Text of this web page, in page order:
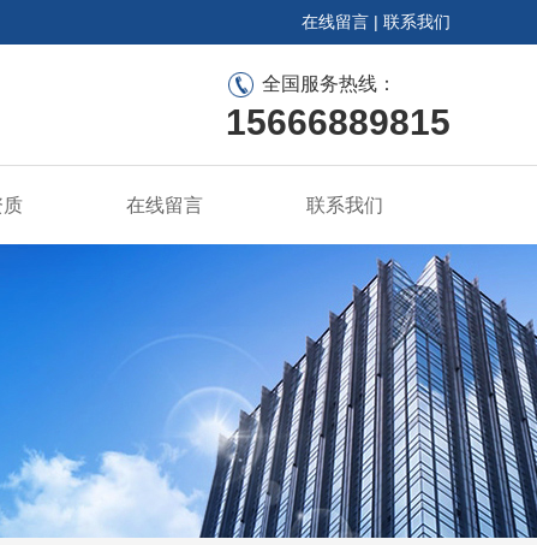
在线留言 | 联系我们
全国服务热线：
15666889815
质 在线留言 联系我们